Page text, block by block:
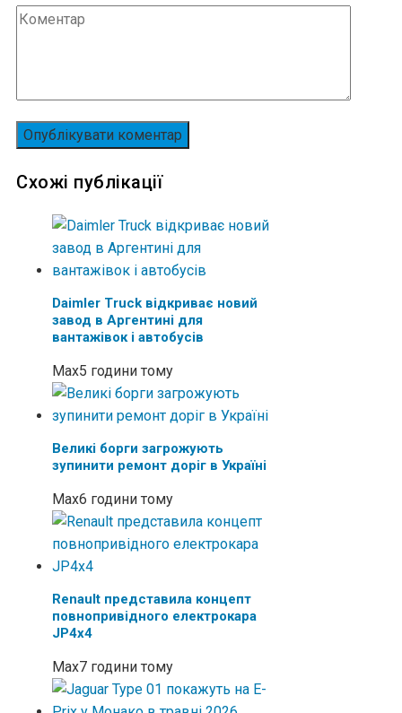
Схожі публікації
Daimler Truck відкриває новий
завод в Аргентині для
вантажівок і автобусів
Max5 години тому
Великі борги загрожують
зупинити ремонт доріг в Україні
Max6 години тому
Renault представила концепт
повнопривідного електрокара
JP4x4
Max7 години тому